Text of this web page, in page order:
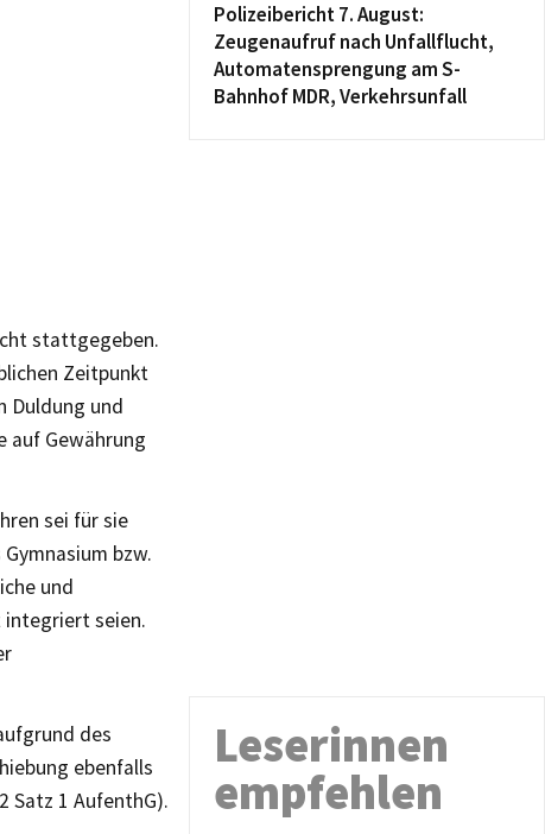
stattgegeben.
Zeitpunkt
Duldung und
auf Gewährung
sei für sie
bzw.
und
integriert seien.
des
ebenfalls
Satz 1 AufenthG).
Polizeibericht 7. August:
Zeugenaufruf nach Unfallflucht,
Automatensprengung am S-
Bahnhof MDR, Verkehrsunfall
Leserinnen
empfehlen